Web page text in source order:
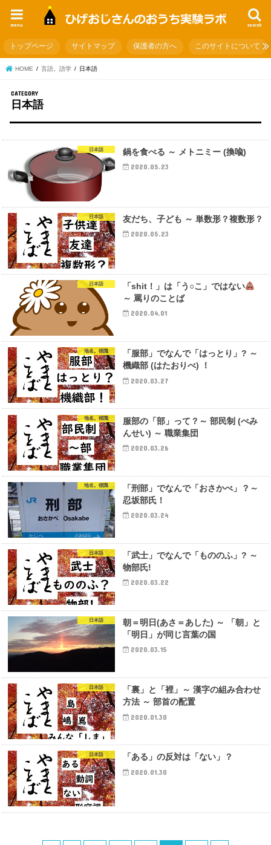
search
menu
トップページ サイトマップ 保護者の方へ このサイトについて
HOME 言語。語学 日本語
日本語
日本語 鍋を食べる ～ メトニミー (換喩)
2020.05.23
日本語 友だち、子ども ～ 単数形？複数形？
2020.05.23
日本語
「shit！」は「う○こ」ではない
～ 罵りのことば
2020.04.01
地名。標識
「服部」でなんで「はっとり」? ～
機織部 (はたおりべ) ！
2020.03.27
地名。標識
服部の「部」って？～ 部民制 (べみ
んせい) ～ 職業集団
2020.03.26
地名。標識
「刑部」でなんで「おさかべ」？～
忍坂部氏！
2020.03.24
日本語
「武士」でなんで「もののふ」? ～
物部氏!
2020.03.22
日本語
朝＝明日(あさ＝あした) ～ 「朝」と
「明日」が同じ言葉の国
2020.03.15
日本語
「裏」と「裡」～ 漢字の組み合わせ
方法 ～ 部首の配置
2020.01.30
日本語 「ある」の反対は「ない」？
2020.01.30